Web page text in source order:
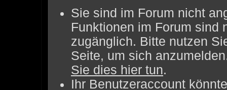
Sie sind im Forum nicht
Funktionen im Forum sind
zugänglich. Bitte nutzen
Seite, um sich
Sie dies hier tun.
Ihr Benutzeraccount